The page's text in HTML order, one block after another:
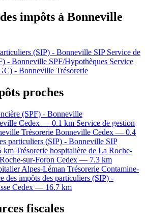
impôts à Bonneville
(SIP) - Bonneville SIP Service de
- Bonneville SPF/Hypothèques Service
- Bonneville Trésorerie
proches
(SPF) - Bonneville
Cedex — 0.1 km Service de gestion
Trésorerie Bonneville Cedex — 0.4
particuliers (SIP) - Bonneville SIP
km Trésorerie hospitalière de La Roche-
sur-Foron Cedex — 7.3 km
Alpes-Léman Trésorerie Contamine-
des impôts des particuliers (SIP) -
Cedex — 16.7 km
fiscales